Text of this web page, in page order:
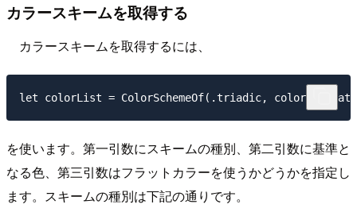
カラースキームを取得する
カラースキームを取得するには、
を使います。第一引数にスキームの種別、第二引数に基準と
なる色、第三引数はフラットカラーを使うかどうかを指定し
ます。スキームの種別は下記の通りです。